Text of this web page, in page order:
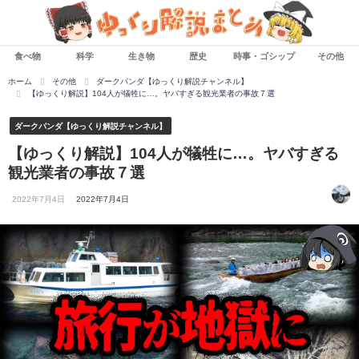
食べ物 科学 生き物 歴史 時事・ゴシップ その他
ホーム その他
ダークパンダ【ゆっくり解説チャンネル】
【ゆっくり解説】104人が犠牲に…。ヤバすぎる観光業者の事故７選
ダークパンダ【ゆっくり解説チャンネル】
【ゆっくり解説】104人が犠牲に…。ヤバすぎる
観光業者の事故７選
2022年7月4日 2022年7月4日